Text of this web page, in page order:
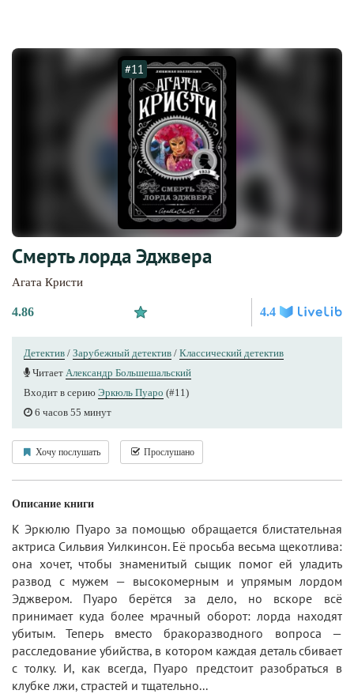
#11
Смерть лорда Эджвера
Агата Кристи
4.86 4.4
Детектив / Зарубежный детектив / Классический детектив
Читает Александр Большешальский
Входит в серию Эркюль Пуаро (#11)
6 часов 55 минут
Хочу послушать Прослушано
Описание книги
К Эркюлю Пуаро за помощью обращается блистательная
актриса Сильвия Уилкинсон. Её просьба весьма щекотлива:
она хочет, чтобы знаменитый сыщик помог ей уладить
развод с мужем — высокомерным и упрямым лордом
Эджвером. Пуаро берётся за дело, но вскоре всё
принимает куда более мрачный оборот: лорда находят
убитым. Теперь вместо бракоразводного вопроса —
расследование убийства, в котором каждая деталь сбивает
с толку. И, как всегда, Пуаро предстоит разобраться в
клубке лжи, страстей и тщательно...